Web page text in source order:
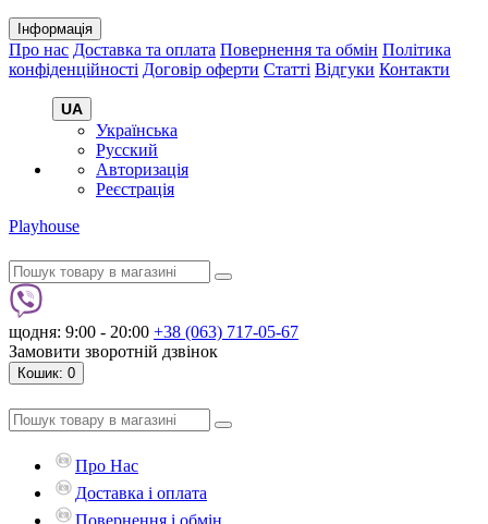
Інформація
Про нас Доставка та оплата Повернення та обмін Політика
конфіденційності Договір оферти Статті Відгуки Контакти
UA
Українська
Русский
Авторизація
Реєстрація
Playhouse
щодня: 9:00 - 20:00 +38 (063) 717-05-67
Замовити зворотній дзвінок
Кошик: 0
Про Нас
Доставка і оплата
Повернення і обмін